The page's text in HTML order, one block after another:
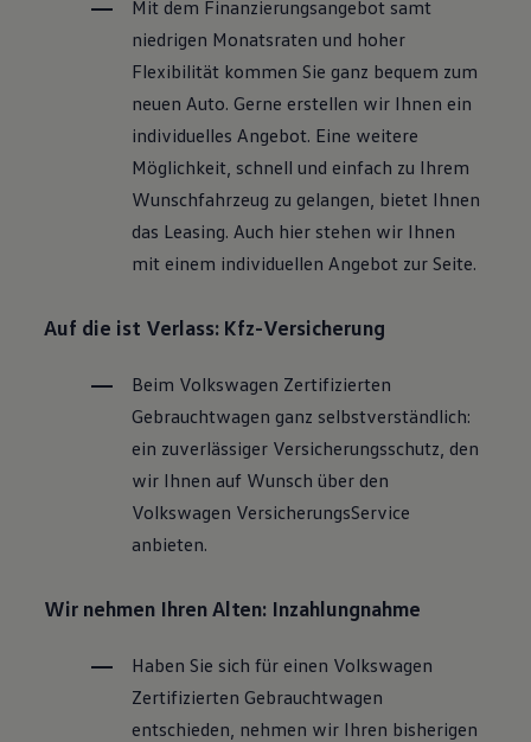
Mit dem Finanzierungsangebot samt
niedrigen Monatsraten und hoher
Flexibilität kommen Sie ganz bequem zum
neuen Auto. Gerne erstellen wir Ihnen ein
individuelles Angebot. Eine weitere
Möglichkeit, schnell und einfach zu Ihrem
Wunschfahrzeug zu gelangen, bietet Ihnen
das Leasing. Auch hier stehen wir Ihnen
mit einem individuellen Angebot zur Seite.
Auf die ist Verlass: Kfz-Versicherung
Beim Volkswagen Zertifizierten
Gebrauchtwagen ganz selbstverständlich:
ein zuverlässiger Versicherungsschutz, den
wir Ihnen auf Wunsch über den
Volkswagen VersicherungsService
anbieten.
Wir nehmen Ihren Alten: Inzahlungnahme
Haben Sie sich für einen Volkswagen
Zertifizierten Gebrauchtwagen
entschieden, nehmen wir Ihren bisherigen